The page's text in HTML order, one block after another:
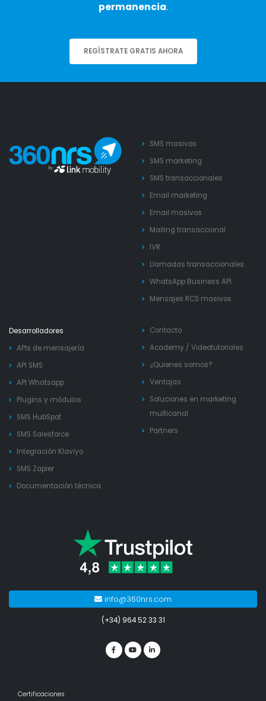
permanencia.
REGÍSTRATE GRATIS AHORA
SMS masivos
SMS marketing
SMS transaccionales
Email marketing
Email masivos
Mailing transaccional
IVR
Llamadas transaccionales
WhatsApp Business API
Mensajes RCS masivos
Desarrolladores
APIs de mensajería
API SMS
API Whatsapp
Plugins y módulos
SMS HubSpot
SMS Salesforce
Integración Klaviyo
SMS Zapier
Documentación técnica
Contacto
Academy / Videotutoriales
¿Quienes somos?
Ventajas
Soluciones en marketing
multicanal
Partners
info@360nrs.com
(+34) 964 52 33 31
Certificaciones